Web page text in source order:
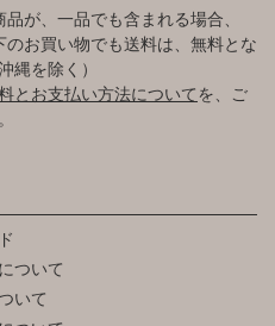
が、一品でも含まれる場合、
のお買い物でも送料は、無料とな
縄を除く）
とお支払い方法についてを、ご
ついて
いて